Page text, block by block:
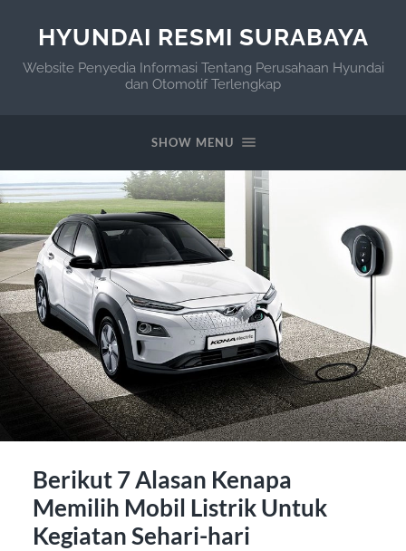
HYUNDAI RESMI SURABAYA
Website Penyedia Informasi Tentang Perusahaan Hyundai
dan Otomotif Terlengkap
SHOW MENU
Berikut 7 Alasan Kenapa
Memilih Mobil Listrik Untuk
Kegiatan Sehari-hari